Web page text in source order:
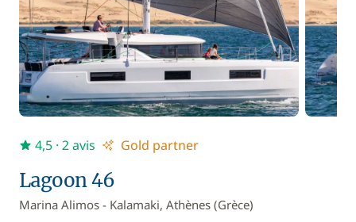
Lagoon 46
Marina Alimos - Kalamaki, Athènes (Grèce)
4,5 · 2 avis Gold partner